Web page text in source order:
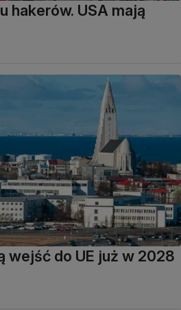
hakerów. USA mają
wejść do UE już w 2028